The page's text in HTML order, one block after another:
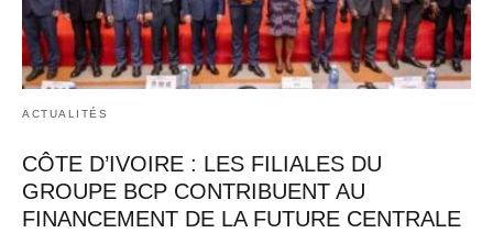
ACTUALITÉS
CÔTE D’IVOIRE : LES FILIALES DU
GROUPE BCP CONTRIBUENT AU
FINANCEMENT DE LA FUTURE CENTRALE